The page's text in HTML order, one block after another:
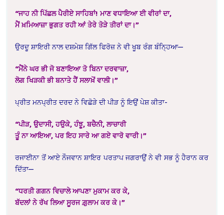
“ਜਾਹ ਨੀ ਪਿੱਛਲ ਪੈਰੀਏ ਸਾਹਿਬਾਂ! ਮਾਣ ਵਧਾਇਆ ਈ ਵੀਰਾਂ ਦਾ,
ਮੈਂ ਖ਼ਮਿਆਜ਼ਾ ਭੁਗਤ ਰਹੀ ਆਂ ਤੇਰੇ ਤੋੜੇ ਤੀਰਾਂ ਦਾ।”
ਉਰਦੂ ਸ਼ਾਇਰੀ ਨਾਲ ਦਸ਼ਮੇਸ਼ ਗਿੱਲ ਫਿਰੋਜ਼ ਨੇ ਵੀ ਖੂਬ ਰੰਗ ਬੰਨ੍ਹਿਆ—
“ਮੈਂਨੇ ਘਰ ਭੀ ਜੋ ਬਣਾਇਆ ਤੋ ਬਿਨਾ ਦਰਵਾਜ਼ਾ,
ਲੋਗ ਖਿੜਕੀ ਭੀ ਬਨਾਤੇ ਹੈਂ ਸਲਾਖ਼ੋਂ ਵਾਲੀ।”
ਪ੍ਰੀਤ ਮਨਪ੍ਰੀਤ ਦਰਦ ਨੇ ਵਿਛੋੜੇ ਦੀ ਪੀੜ ਨੂੰ ਇਉਂ ਪੇਸ਼ ਕੀਤਾ-
“ਪੀੜ, ਉਦਾਸੀ, ਹਉਕੇ, ਹੰਝੂ, ਬਚੈਨੀ, ਲਾਚਾਰੀ
ਤੂੰ ਨਾ ਆਇਆ, ਪਰ ਇਹ ਸਾਰੇ ਆ ਗਏ ਵਾਰੋ ਵਾਰੀ।”
ਰਜਾਈਨਾ ਤੋਂ ਆਏ ਨੌਜਵਾਨ ਸ਼ਾਇਰ ਪਰਤਾਪ ਜਗਰਾਉਂ ਨੇ ਵੀ ਸਭ ਨੂੰ ਹੈਰਾਨ ਕਰ
ਦਿੱਤਾ—
“ਧਰਤੀ ਗਗਨ ਵਿਚਾਲੇ ਆਪਣਾ ਮੁਕਾਮ ਕਰ ਕੇ,
ਬੱਦਲਾਂ ਨੇ ਰੱਖ ਲਿਆ ਸੂਰਜ ਗ਼ੁਲਾਮ ਕਰ ਕੇ।”